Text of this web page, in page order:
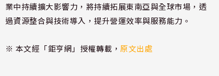
業中持續擴大影響力，將持續拓展東南亞與全球市場，透
過資源整合與技術導入，提升營運效率與服務能力。
※ 本文經「鉅亨網」授權轉載，原文出處